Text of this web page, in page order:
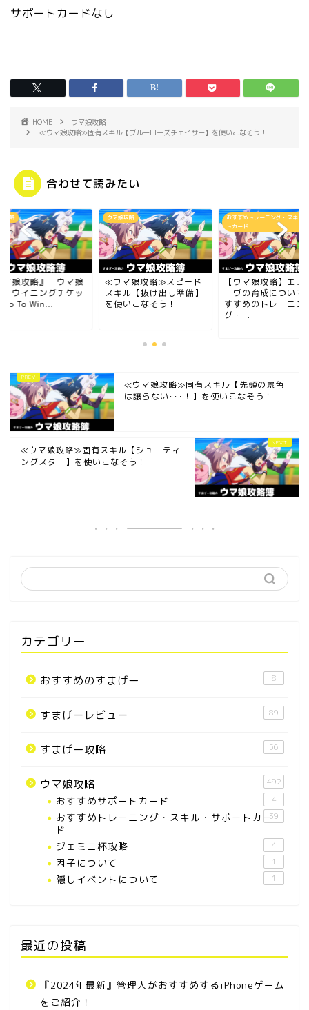
サポートカードなし
HOME
ウマ娘攻略
≪ウマ娘攻略≫固有スキル【ブルーローズチェイサー】を使いこなそう！
合わせて読みたい
攻略
マ娘攻略』 ウマ娘
ウイニングチケッ
Go To Win...
ウマ娘攻略
≪ウマ娘攻略≫スピード
スキル【抜け出し準備】
を使いこなそう！
おすすめトレーニング・スキル
トカード
【ウマ娘攻略】エア
ーヴの育成について
すすめのトレーニン
グ・...
≪ウマ娘攻略≫固有スキル【先頭の景色
は譲らない･･･！】を使いこなそう！
≪ウマ娘攻略≫固有スキル【シューティ
ングスター】を使いこなそう！
カテゴリー
おすすめのすまげー 8
すまげーレビュー 89
すまげー攻略 56
ウマ娘攻略 492
おすすめサポートカード 4
おすすめトレーニング・スキル・サポートカー
ド
39
ジェミニ杯攻略 4
因子について 1
隠しイベントについて 1
最近の投稿
『2024年最新』管理人がおすすめするiPhoneゲーム
をご紹介！